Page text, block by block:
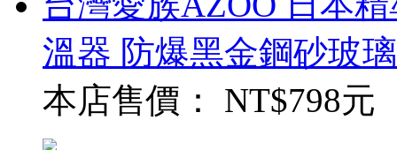
溫器 防爆黑金鋼砂玻璃
本店售價： NT$798元